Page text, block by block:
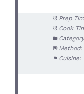
Prep
Cook
Method:
Cuisine: